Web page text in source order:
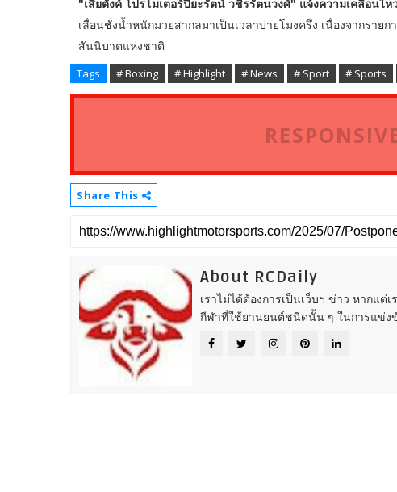
"เสี่ยตังค์ โปรโมเตอร์ปิยะรัตน์ วชิรรัตนวงศ์" แจ้งความเคลื่อนไ
เลื่อนชั่งน้ำหนักมวยสากลมาเป็นเวลาบ่ายโมงครึ่ง เนื่องจากรา
สันนิบาตแห่งชาติ
Tags # Boxing # Highlight # News # Sport # Sports
Share This
About RCDaily
เราไม่ได้ต้องการเป็นเว็บฯ ข่าว หากแ
กีฬาที่ใช้ยานยนต์ชนิดนั้น ๆ ในการแข่ง